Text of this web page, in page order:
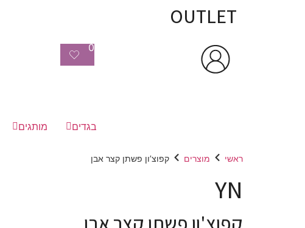
OUTLET
0
בגדים מותגים
ראשי מוצרים קפוצ’ון פשתן קצר אבן
YN